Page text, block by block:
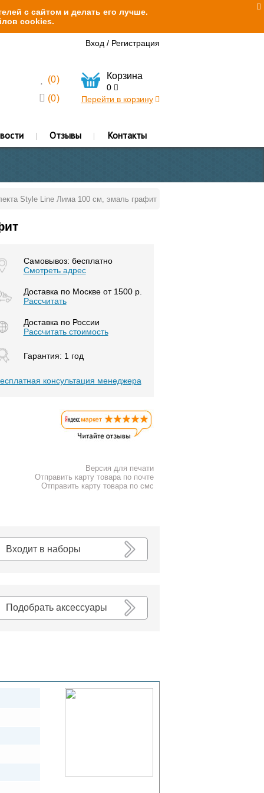
с сайтом и делать его лучше.
cookies.
Вход / Регистрация
(0)
(0)
Корзина
0
Перейти в корзину
Отзывы Контакты
Style Line Лима 100 см, эмаль графит
Самовывоз: бесплатно
Смотреть адрес
Доставка по Москве от 1500 р.
Расcчитать
Доставка по России
Рассчитать стоимость
Гарантия: 1 год
консультация менеджера
Версия для печати
Отправить карту товара по почте
Отправить карту товара по смс
Входит в наборы
Подобрать аксессуары